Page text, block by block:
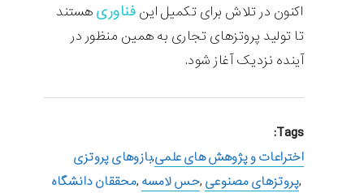
اکنون در تلاش برای تکمیل این فناوری هستند
تا تولید پروتزهای تجاری به همین منظور در
آینده نزدیک آغاز شود.
Tags:
اختراعات و پژوهش های علمی,بازوهای پروتزی
,پروتزهای مصنوعی ,حس لامسه ,محققان دانشگاه